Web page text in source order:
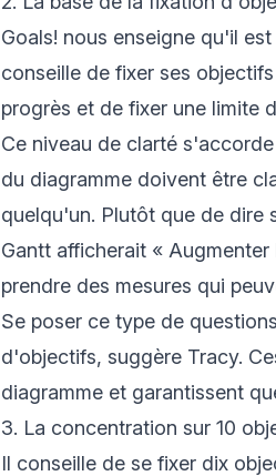
Goals! nous enseigne qu'il
conseille de fixer ses
progrès et de fixer une limite
Ce niveau de clarté
du diagramme doivent être
quelqu'un. Plutôt que de dire
Gantt afficherait «
prendre des mesures qui
Se poser ce type de
d'objectifs, suggère Tracy.
diagramme et garantissent
3. La concentration sur 10
Il conseille de se fixer dix